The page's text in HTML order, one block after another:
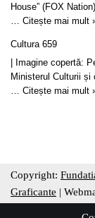
House” (FOX
Citește mai mult
Cultura 659
| Imagine copertă:
Ministerul Culturii și
… Citește mai mult
Copyright:
Graficante |